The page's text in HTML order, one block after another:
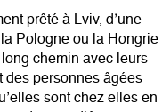
prêté à Lviv, d’une
Pologne ou la Hongrie
chemin avec leurs
des personnes âgées
sont chez elles en